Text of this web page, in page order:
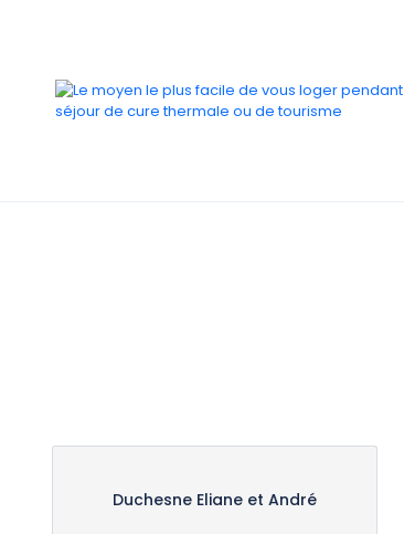
Duchesne Eliane et André